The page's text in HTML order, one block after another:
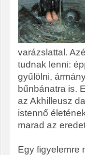
varázslattal.
tudnak lenni:
gyűlölni,
bűnbánatra is.
az Akhilleusz
istennő
marad az
Egy figyelemre